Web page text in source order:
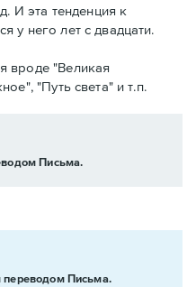
И эта тенденция к
у него лет с двадцати.
вроде "Великая
"Путь света" и т.п.
Письма.
Письма.